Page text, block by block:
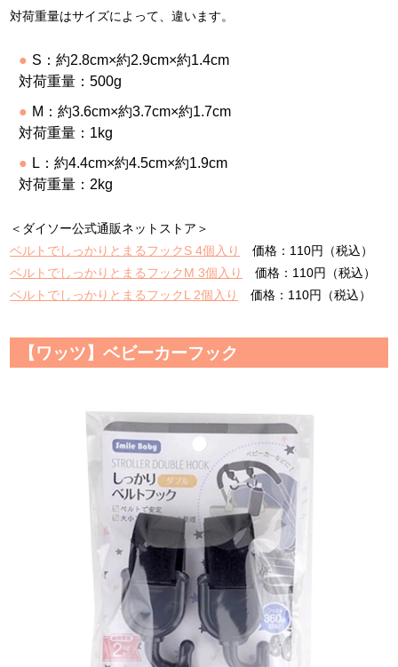
対荷重量はサイズによって、違います。
S：約2.8cm×約2.9cm×約1.4cm
対荷重量：500g
M：約3.6cm×約3.7cm×約1.7cm
対荷重量：1kg
L：約4.4cm×約4.5cm×約1.9cm
対荷重量：2kg
＜ダイソー公式通販ネットストア＞
ベルトでしっかりとまるフックS 4個入り
価格：110円（税込）
ベルトでしっかりとまるフックM 3個入り
価格：110円（税込）
ベルトでしっかりとまるフックL 2個入り
価格：110円（税込）
【ワッツ】ベビーカーフック